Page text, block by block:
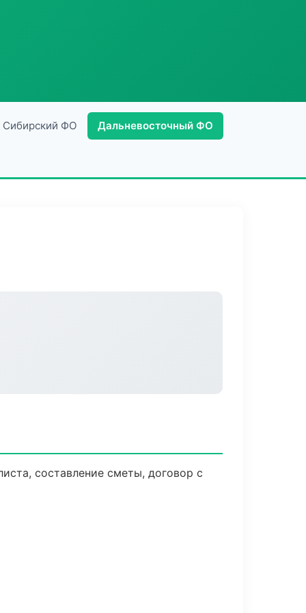
Сибирский ФО Дальневосточный ФО
составление сметы, договор с